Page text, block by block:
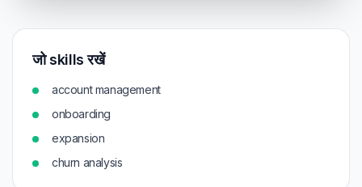
जो skills रखें
account management
onboarding
expansion
churn analysis